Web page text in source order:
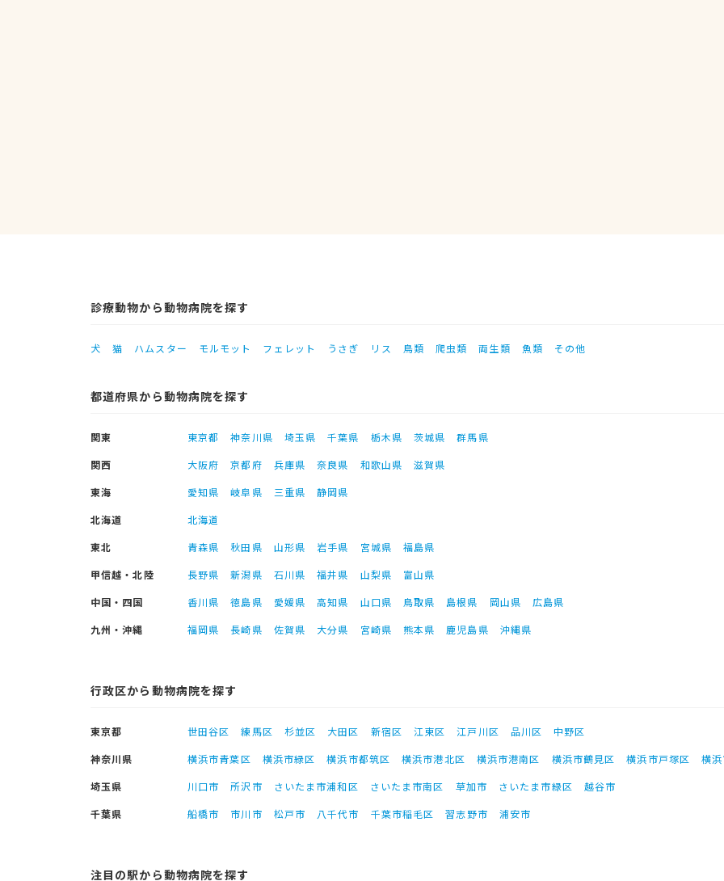
診療動物から動物病院を探す
犬 猫 ハムスター モルモット フェレット うさぎ リス 鳥類 爬虫類 両生類 魚類 その他
都道府県から動物病院を探す
関東 東京都 神奈川県 埼玉県 千葉県 栃木県 茨城県
群馬県
関西
大阪府 京都府 兵庫県 奈良県 和歌山県
滋賀県
東海
愛知県 岐阜県 三重県
静岡県
北海道
北海道
東北
青森県 秋田県 山形県 岩手県 宮城県
福島県
甲信越・北陸
長野県 新潟県 石川県 福井県 山梨県
富山県
中国・四国
香川県 徳島県 愛媛県 高知県 山口県 鳥取県 島根県 岡山県
広島県
九州・沖縄
福岡県 長崎県 佐賀県 大分県 宮崎県 熊本県 鹿児島県 沖縄県
行政区から動物病院を探す
東京都 世田谷区 練馬区 杉並区 大田区 新宿区 江東区 江戸川区 品川区
中野区
神奈川県
横浜市青葉区 横浜市緑区 横浜市都筑区 横浜市港北区 横浜市港南区 横浜市鶴見区 横浜市戸塚区
横
埼玉県
川口市 所沢市 さいたま市浦和区 さいたま市南区 草加市 さいたま市緑区
越谷市
千葉県
船橋市 市川市 松戸市 八千代市 千葉市稲毛区 習志野市 浦安市
注目の駅から動物病院を探す